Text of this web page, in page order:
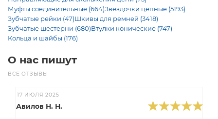
Муфты соединительные (664)Звездочки цепные (5193)
Зубчатые рейки (47)Шкивы для ремней (3418)
Зубчатые шестерни (680)Втулки конические (747)
Кольца и шайбы (176)
О нас пишут
ВСЕ ОТЗЫВЫ
17 ИЮЛЯ 2025
Авилов Н. Н.